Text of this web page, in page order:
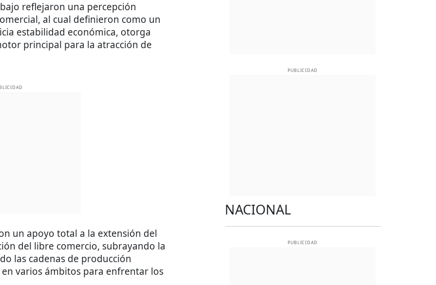
reflejaron una percepción
al cual definieron como un
estabilidad económica, otorga
principal para la atracción de
un apoyo total a la extensión del
del libre comercio, subrayando la
las cadenas de producción
varios ámbitos para enfrentar los
PUBLICIDAD
NACIONAL
PUBLICIDAD